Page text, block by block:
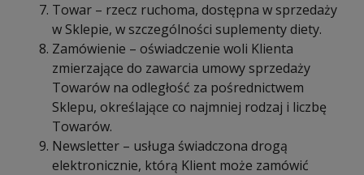
Towar – rzecz ruchoma, dostępna w sprzedaży
w Sklepie, w szczególności suplementy diety.
Zamówienie – oświadczenie woli Klienta
zmierzające do zawarcia umowy sprzedaży
Towarów na odległość za pośrednictwem
Sklepu, określające co najmniej rodzaj i liczbę
Towarów.
Newsletter – usługa świadczona drogą
elektronicznie, którą Klient może zamówić